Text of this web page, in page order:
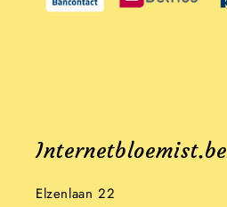
Internetbloemist.be
Elzenlaan 22